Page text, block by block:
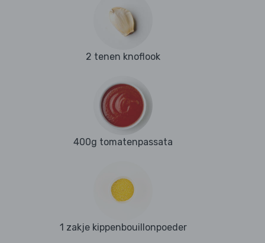
2 tenen knoflook
400g tomatenpassata
1 zakje kippenbouillonpoeder